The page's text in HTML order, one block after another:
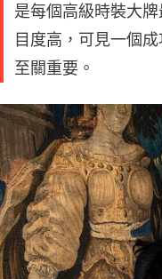
是每個高級時裝大
目度高，可見一個
至關重要。